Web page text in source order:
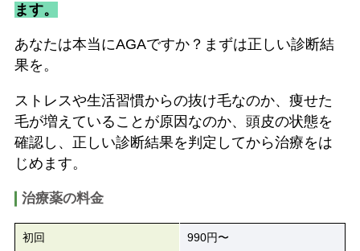
ます。
あなたは本当にAGAですか？まずは正しい診断結
果を。
ストレスや生活習慣からの抜け毛なのか、痩せた
毛が増えていることが原因なのか、頭皮の状態を
確認し、正しい診断結果を判定してから治療をは
じめます。
治療薬の料金
初回 990円〜